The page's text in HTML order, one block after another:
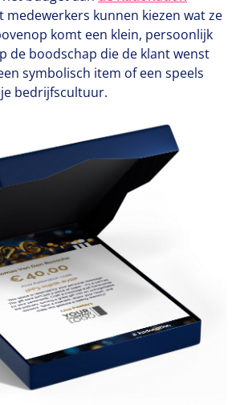
medewerkers kunnen kiezen wat ze
komt een klein, persoonlijk
de boodschap die de klant wenst
symbolisch item of een speels
bedrijfscultuur.